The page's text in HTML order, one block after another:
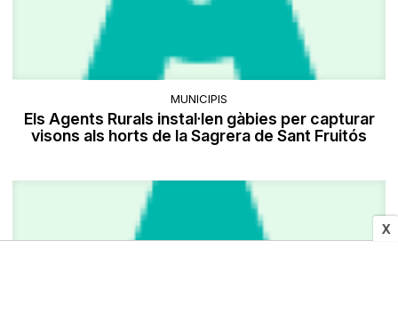
X
MUNICIPIS
Els Agents Rurals instal·len gàbies per capturar
visons als horts de la Sagrera de Sant Fruitós